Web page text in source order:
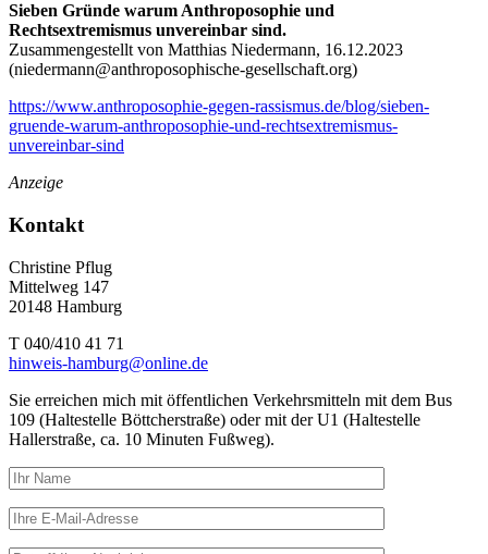
Sieben Gründe warum Anthroposophie und
Rechtsextremismus unvereinbar sind.
Zusammengestellt von Matthias Niedermann, 16.12.2023
(niedermann@anthroposophische-gesellschaft.org)
https://www.anthroposophie-gegen-rassismus.de/blog/sieben-
gruende-warum-anthroposophie-und-rechtsextremismus-
unvereinbar-sind
Anzeige
Kontakt
Christine Pflug
Mittelweg 147
20148 Hamburg
T 040/410 41 71
hinweis-hamburg@online.de
Sie erreichen mich mit öffentlichen Verkehrsmitteln mit dem Bus
109 (Haltestelle Böttcherstraße) oder mit der U1 (Haltestelle
Hallerstraße, ca. 10 Minuten Fußweg).